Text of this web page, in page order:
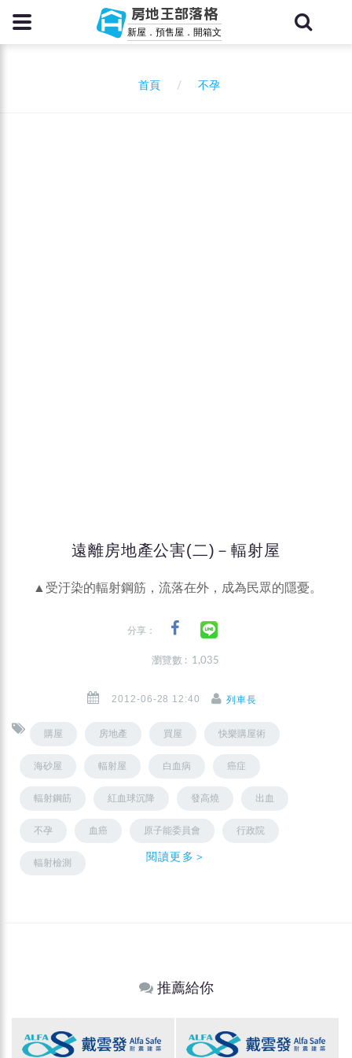
房地王部落格
新屋．預售屋．開箱文
首頁 不孕
遠離房地產公害(二)－輻射屋
▲受汙染的輻射鋼筋，流落在外，成為民眾的隱憂。
分享：
瀏覽數 : 1,035
2012-06-28 12:40 列車長
購屋 房地產 買屋 快樂購屋術
海砂屋 輻射屋 白血病 癌症
輻射鋼筋 紅血球沉降 發高燒 出血
不孕 血癌 原子能委員會 行政院
輻射檢測 閱讀更多＞
推薦給你